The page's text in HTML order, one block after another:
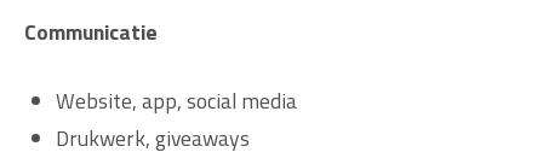
Communicatie
Website, app, social media
Drukwerk, giveaways